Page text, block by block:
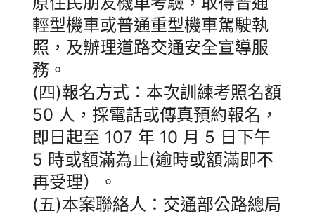
輕型機車或普通重型機車駕駛執
照，及辦理道路交通安全宣導服
務。
(四)報名方式：本次訓練考照名額
50 人，採電話或傳真預約報名，
即日起至 107 年 10 月 5 日下午
5 時或額滿為止(逾時或額滿即不
再受理）。
(五)本案聯絡人：交通部公路總局